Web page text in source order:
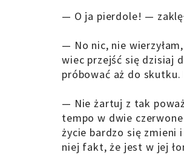
— O ja pierdole! —
— No nic, nie
wiec przejść się dzisiaj
próbować aż do
— Nie żartuj z tak
tempo w dwie
życie bardzo się zmieni
niej fakt, że jest w jej